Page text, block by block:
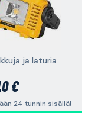
ja laturia
€
24 tunnin sisällä!